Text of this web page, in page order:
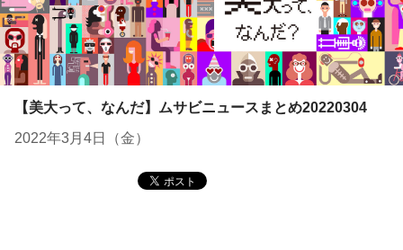
【美大って、なんだ】ムサビニュースまとめ20220304
2022年3月4日（金）